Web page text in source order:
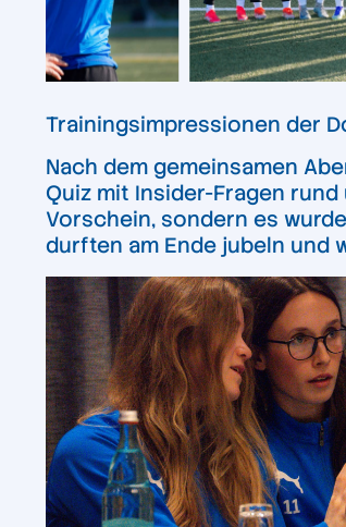
Trainingsimpressionen der
Nach dem gemeinsamen
Quiz mit Insider-Fragen
Vorschein, sondern es
durften am Ende jubeln und